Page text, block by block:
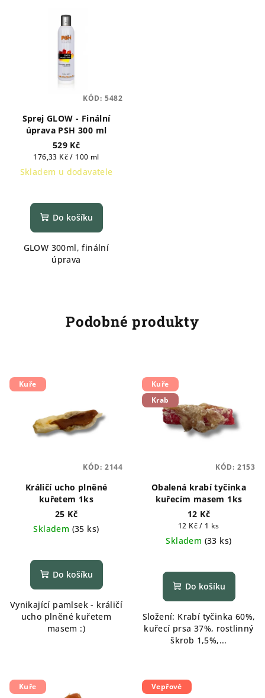
Sprej GLOW - Finální
úprava PSH 300 ml
529 Kč
Měrná
cena:
176,33 Kč / 100 ml
Skladem u dodavatele
Do košíku
GLOW 300ml, finální
úprava
KÓD: 5482
Podobné produkty
Kuře
Králičí ucho plněné
kuřetem 1ks
25 Kč
Skladem (35 ks)
Do košíku
Vynikající pamlsek - králičí
ucho plněné kuřetem
masem :)
KÓD: 2144
Kuře
Krab
Obalená krabí tyčinka
kuřecím masem 1ks
12 Kč
Měrná
cena:
12 Kč / 1 ks
Skladem (33 ks)
Do košíku
Složení: Krabí tyčinka 60%,
kuřecí prsa 37%, rostlinný
škrob 1,5%,...
KÓD: 2153
Kuře Vepřové